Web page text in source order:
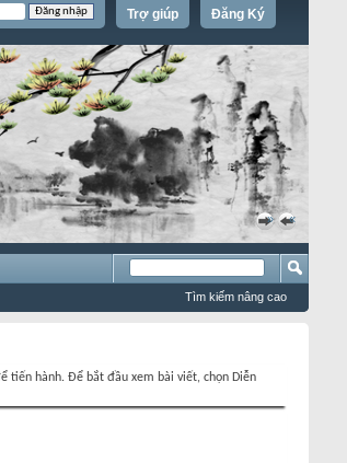
Đăng Ký
Trợ giúp
«
»
Tìm kiếm nâng cao
tiến hành. Để bắt đầu xem bài viết, chọn Diễn